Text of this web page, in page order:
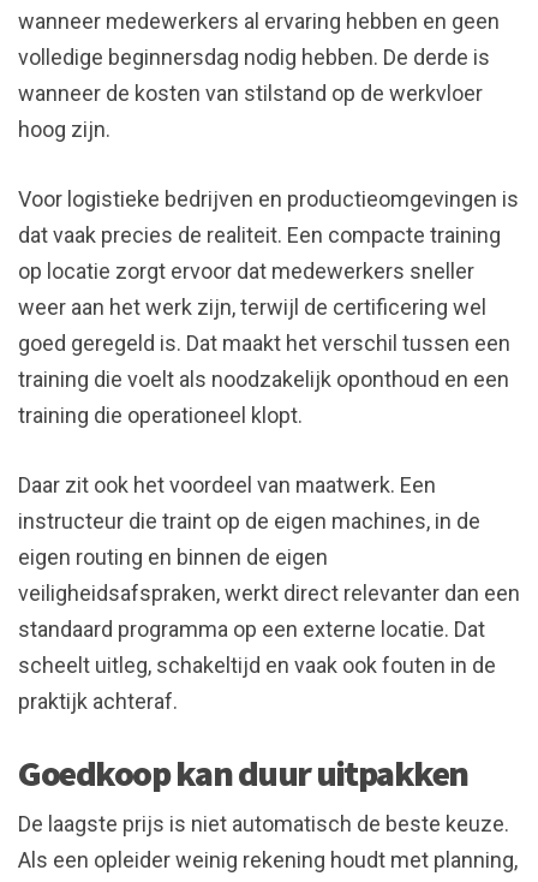
wanneer medewerkers al ervaring hebben en geen
volledige beginnersdag nodig hebben. De derde is
wanneer de kosten van stilstand op de werkvloer
hoog zijn.
Voor logistieke bedrijven en productieomgevingen is
dat vaak precies de realiteit. Een compacte training
op locatie zorgt ervoor dat medewerkers sneller
weer aan het werk zijn, terwijl de certificering wel
goed geregeld is. Dat maakt het verschil tussen een
training die voelt als noodzakelijk oponthoud en een
training die operationeel klopt.
Daar zit ook het voordeel van maatwerk. Een
instructeur die traint op de eigen machines, in de
eigen routing en binnen de eigen
veiligheidsafspraken, werkt direct relevanter dan een
standaard programma op een externe locatie. Dat
scheelt uitleg, schakeltijd en vaak ook fouten in de
praktijk achteraf.
Goedkoop kan duur uitpakken
De laagste prijs is niet automatisch de beste keuze.
Als een opleider weinig rekening houdt met planning,